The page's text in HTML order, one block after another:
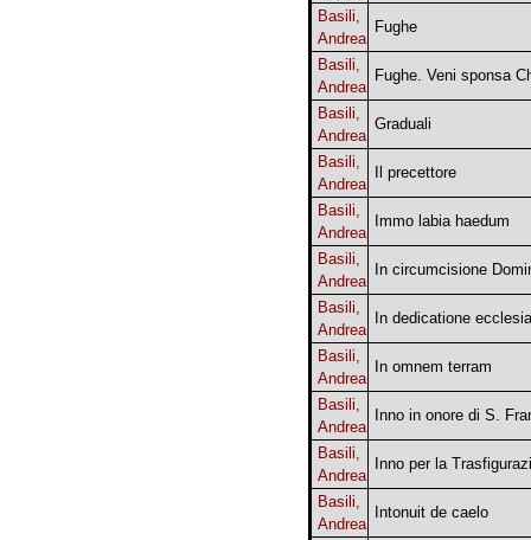
Basili,
Andrea
Fughe
Basili,
Andrea
Fughe. Veni sponsa
Basili,
Andrea
Graduali
Basili,
Andrea
Il precettore
Basili,
Andrea
Immo labia haedum
Basili,
Andrea
In circumcisione
Basili,
Andrea
In dedicatione
Basili,
Andrea
In omnem terram
Basili,
Andrea
Inno in onore di S.
Basili,
Andrea
Inno per la
Basili,
Andrea
Intonuit de caelo